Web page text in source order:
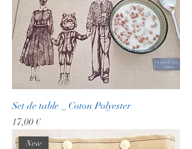
Set de table _ Coton Polyester
Prix
17,00 €
New